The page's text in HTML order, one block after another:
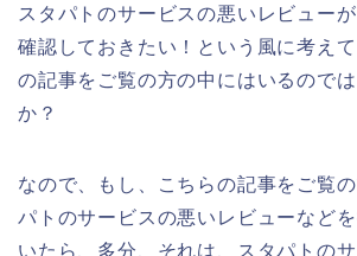
スタパトのサービスの悪いレビュー
確認しておきたい！という風に考え
の記事をご覧の方の中にはいるので
か？
なので、もし、こちらの記事をご覧
パトのサービスの悪いレビューなど
いたら、多分、それは、スタパトの